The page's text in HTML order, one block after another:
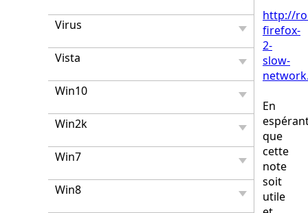
Virus
Vista
Win10
Win2k
Win7
Win8
http://
firefox-
2-
slow-
En
que
cette
note
soit
utile